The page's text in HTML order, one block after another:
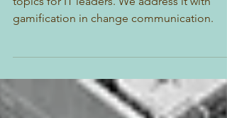
Pushing process automation remains a hot
topics for IT leaders. We address it with